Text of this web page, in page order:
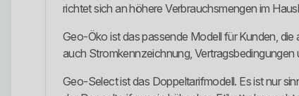
richtet sich an höhere Verbrauchsmengen im
Geo-Öko ist das passende Modell für Kunden,
auch Stromkennzeichnung, Vertragsbedingungen
Geo-Select ist das Doppeltarifmodell. Es ist nur